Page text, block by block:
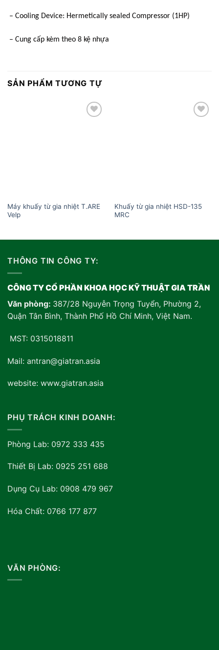
– Cooling Device: Hermetically sealed Compressor (1HP)
– Cung cấp kèm theo 8 kệ nhựa
SẢN PHẨM TƯƠNG TỰ
Máy khuấy từ gia nhiệt T.ARE
Velp
Khuấy từ gia nhiệt HSD-135
MRC
THÔNG TIN CÔNG TY:
CÔNG TY CỔ PHẦN KHOA HỌC KỸ THUẬT GIA TRẦN
Văn phòng: 387/28 Nguyễn Trọng Tuyển, Phường 2,
Quận Tân Bình, Thành Phố Hồ Chí Minh, Việt Nam.
MST: 0315018811
Mail: antran@giatran.asia
website: www.giatran.asia
PHỤ TRÁCH KINH DOANH:
Phòng Lab: 0972 333 435
Thiết Bị Lab: 0925 251 688
Dụng Cụ Lab: 0908 479 967
Hóa Chất: 0766 177 877
VĂN PHÒNG: